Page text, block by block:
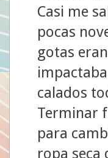
Casi me
pocas
gotas
calados
Terminar
para
ropa seca